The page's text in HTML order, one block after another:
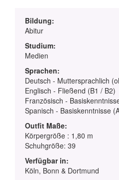
Bildung:
Abitur
Studium:
Medien
Sprachen:
Deutsch - Muttersprachlich
Englisch - Fließend (B1 / B2)
Französisch -
Spanisch - Basiskenntnisse
Outfit Maße:
Körpergröße : 1,80 m
Schuhgröße: 39
Verfügbar in:
Köln, Bonn & Dortmund